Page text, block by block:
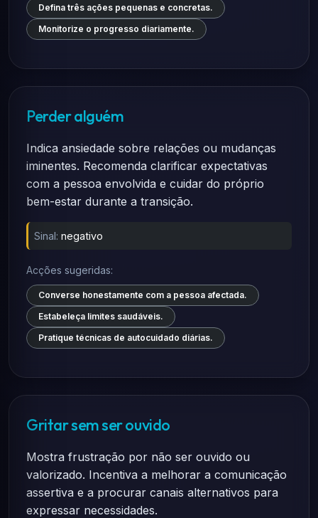
Defina três ações pequenas e concretas.
Monitorize o progresso diariamente.
Perder alguém
Indica ansiedade sobre relações ou mudanças
iminentes. Recomenda clarificar expectativas
com a pessoa envolvida e cuidar do próprio
bem-estar durante a transição.
Sinal: negativo
Acções sugeridas:
Converse honestamente com a pessoa afectada.
Estabeleça limites saudáveis.
Pratique técnicas de autocuidado diárias.
Gritar sem ser ouvido
Mostra frustração por não ser ouvido ou
valorizado. Incentiva a melhorar a comunicação
assertiva e a procurar canais alternativos para
expressar necessidades.